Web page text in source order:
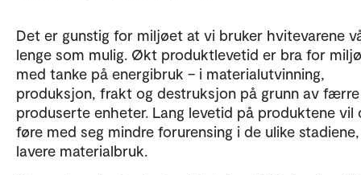
Det er gunstig for miljøet at vi bruker hvitevarene
lenge som mulig. Økt produktlevetid er bra for
med tanke på energibruk – i materialutvinning,
produksjon, frakt og destruksjon på grunn av færre
produserte enheter. Lang levetid på produktene vil
føre med seg mindre forurensing i de ulike
lavere materialbruk.